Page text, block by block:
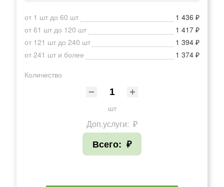
от 1 шт до 60 шт
1 436 ₽
от 61 шт до 120 шт
1 417 ₽
от 121 шт до 240 шт
1 394 ₽
от 241 шт и более
1 374 ₽
Количество
шт
Доп.услуги: ₽
Всего: ₽